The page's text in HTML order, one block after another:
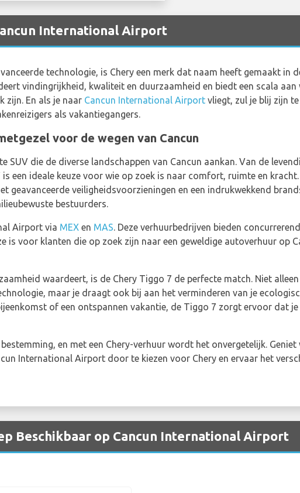
International Airport
technologie, is Chery een merk dat naam heeft gemaakt in
vindingrijkheid, kwaliteit en duurzaamheid en biedt een scala aan
zijn. En als je naar Cancun International Airport vliegt, zul je blij zijn
als vakantiegangers.
voor de wegen van Cancun
SUV die de diverse landschappen van Cancun aankan. Van de
een ideale keuze voor wie op zoek is naar comfort, ruimte en
geavanceerde veiligheidsvoorzieningen en een indrukwekkend
bestuurders.
Airport via MEX en MAS. Deze verhuurbedrijven bieden
is voor klanten die op zoek zijn naar een geweldige autoverhuur op
waardeert, is de Chery Tiggo 7 de perfecte match. Niet
maar je draagt ook bij aan het verminderen van je
of een ontspannen vakantie, de Tiggo 7 zorgt ervoor dat je
en met een Chery-verhuur wordt het onvergetelijk. Geniet
International Airport door te kiezen voor Chery en ervaar het
Beschikbaar op Cancun International Airport